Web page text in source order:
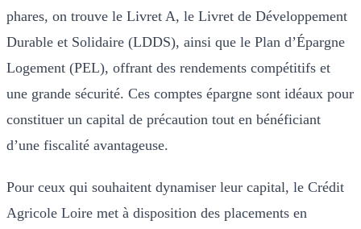
phares, on trouve le Livret A, le Livret de Développement
Durable et Solidaire (LDDS), ainsi que le Plan d’Épargne
Logement (PEL), offrant des rendements compétitifs et
une grande sécurité. Ces comptes épargne sont idéaux pour
constituer un capital de précaution tout en bénéficiant
d’une fiscalité avantageuse.
Pour ceux qui souhaitent dynamiser leur capital, le Crédit
Agricole Loire met à disposition des placements en